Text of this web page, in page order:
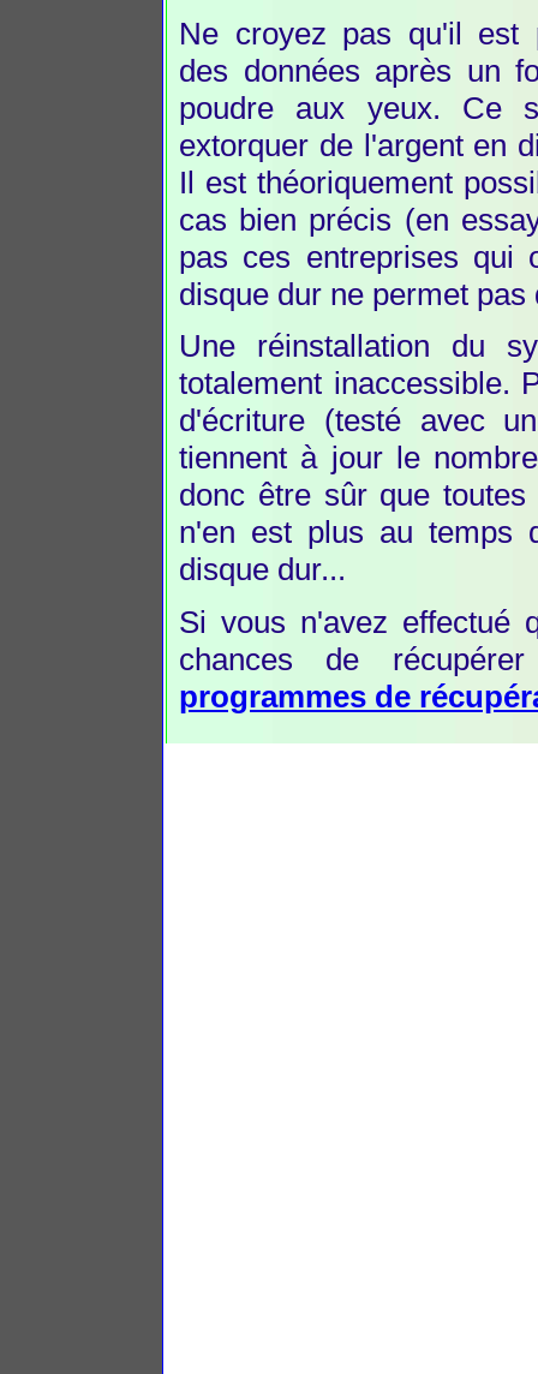
Ne croyez pas qu'il est
des données après un
poudre aux yeux. Ce
extorquer de l'argent en
Il est théoriquement
cas bien précis (en
pas ces entreprises qui
disque dur ne permet
Une réinstallation du
totalement inaccessible.
d'écriture (testé avec
tiennent à jour le
donc être sûr que
n'en est plus au temps
disque dur...
Si vous n'avez effectué
chances de
programmes de